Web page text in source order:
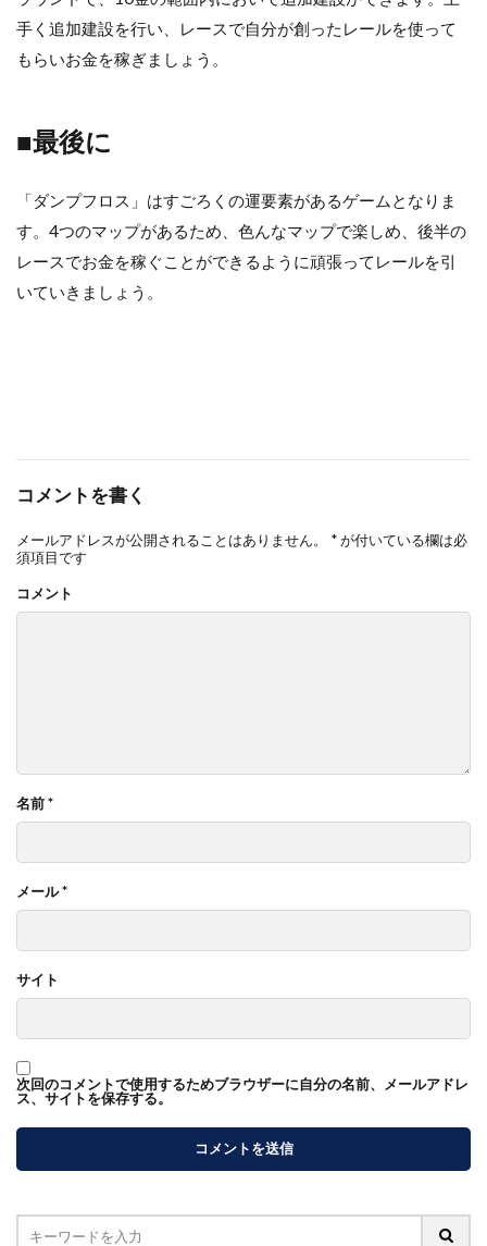
手く追加建設を行い、レースで自分が創ったレールを使って
もらいお金を稼ぎましょう。
■最後に
「ダンプフロス」はすごろくの運要素があるゲームとなりま
す。4つのマップがあるため、色んなマップで楽しめ、後半の
レースでお金を稼ぐことができるように頑張ってレールを引
いていきましょう。
コメントを書く
メールアドレスが公開されることはありません。 *が付いている欄は必
須項目です
コメント
名前*
メール*
サイト
次回のコメントで使用するためブラウザーに自分の名前、メールアドレ
ス、サイトを保存する。